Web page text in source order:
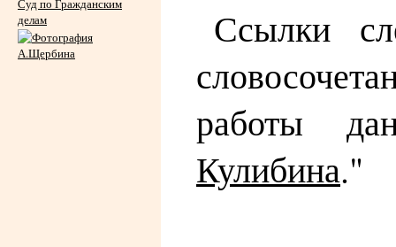
Ссылки
работы
Кулибина."